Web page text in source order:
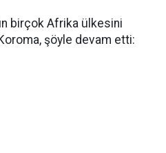
birçok Afrika ülkesini
şöyle devam etti: